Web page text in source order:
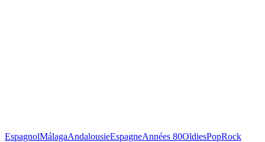
EspagnolMálagaAndalousieEspagneAnnées 80OldiesPopRock